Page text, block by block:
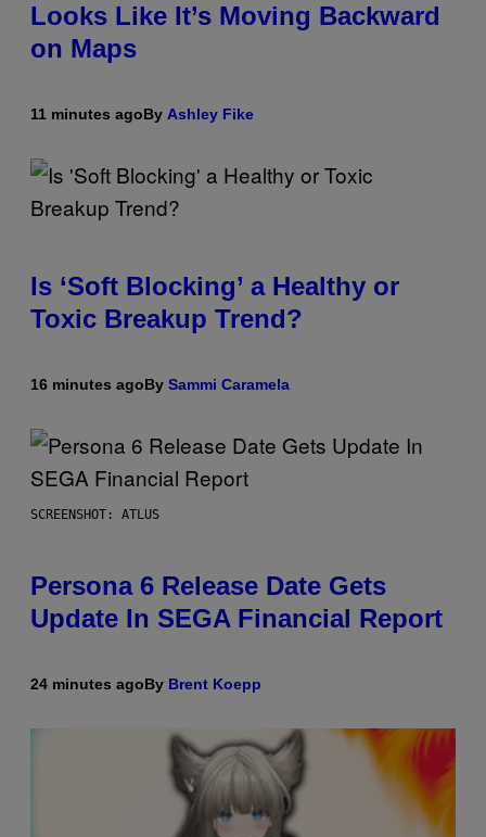
Looks Like It’s Moving Backward
on Maps
11 minutes agoBy Ashley Fike
Is ‘Soft Blocking’ a Healthy or
Toxic Breakup Trend?
16 minutes agoBy Sammi Caramela
SCREENSHOT: ATLUS
Persona 6 Release Date Gets
Update In SEGA Financial Report
24 minutes agoBy Brent Koepp